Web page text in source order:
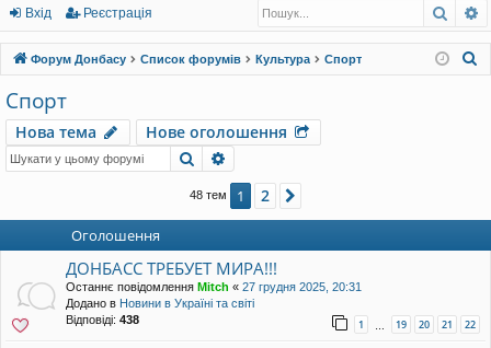
ви
дк
и
й
до
уп
ру
м
д
еє
ст
ра
Вхід Реєстрація
Форум Донбасу Список форумів Культура Спорт
Спорт
Нова тема
Нове оголошення
Пошук
48 тем 1 2
Оголошення
ДОНБАСС ТРЕБУЕТ МИРА!!!
Останнє повідомлення Mitch « 27 грудня 2025, 20:31
Додано в Новини в Україні та світі
Відповіді: 438 1 … 19 20 21 22